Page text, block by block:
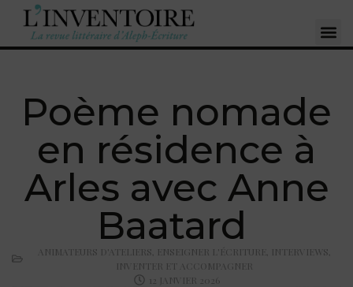
Poème nomade
en résidence à
Arles avec Anne
Baatard
ANIMATEURS D'ATELIERS ENSEIGNER L'ÉCRITURE INTERVIEWS
INVENTER ET ACCOMPAGNER
12 JANVIER 2026